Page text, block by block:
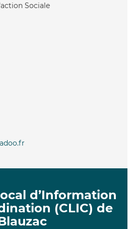
Sociale
d’Information
(CLIC) de